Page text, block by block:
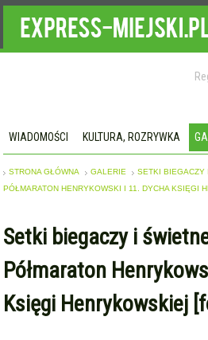
WIADOMOŚCI KULTURA, ROZRYWKA
STRONA GŁÓWNA GALERIE
SETKI BIEGACZY
PÓŁMARATON HENRYKOWSKI I 11. DYCHA KSIĘGI
Setki biegaczy i
Półmaraton
Księgi Henrykowskiej